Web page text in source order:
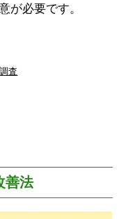
が必要です。
査
善法